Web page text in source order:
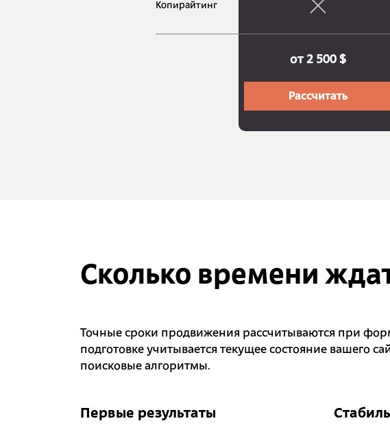
Копирайтинг
от 2 500 $
Рассчитать
Сколько времени
Точные сроки продвижения рассчитываются при
подготовке учитывается текущее состояние вашего
поисковые алгоритмы.
Первые результаты